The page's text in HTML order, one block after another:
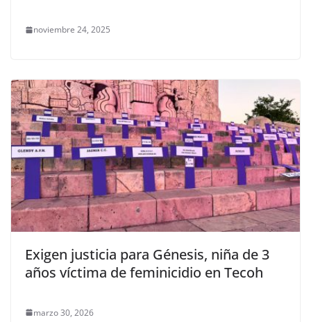
noviembre 24, 2025
Exigen justicia para Génesis, niña de 3
años víctima de feminicidio en Tecoh
marzo 30, 2026